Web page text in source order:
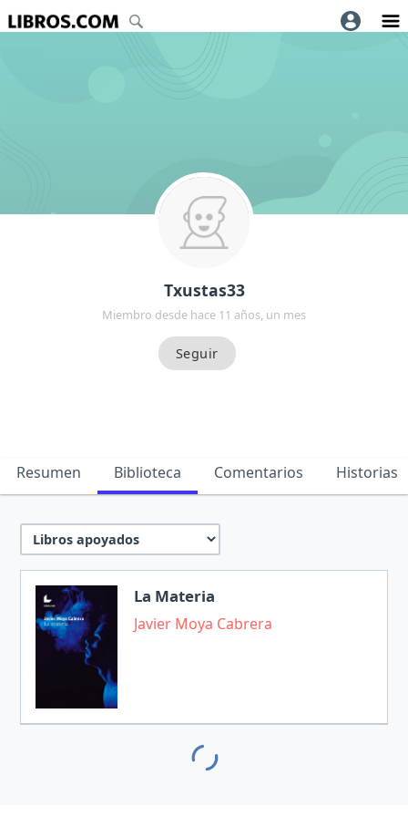
Txustas33
Miembro desde hace 11 años, un mes
Resumen Biblioteca Comentarios Historias
La Materia
Javier Moya Cabrera